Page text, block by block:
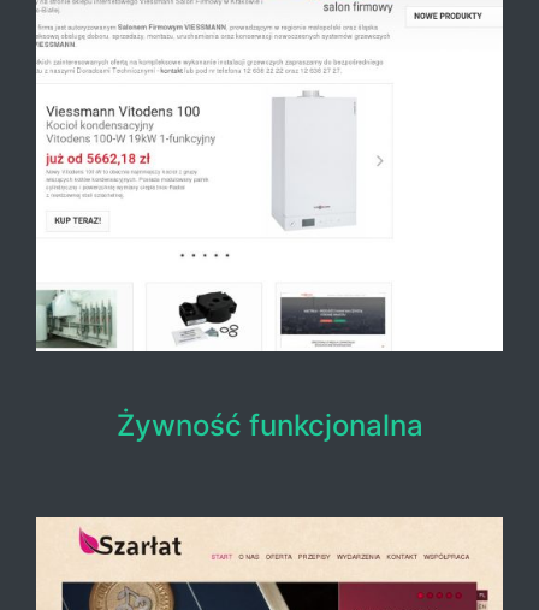
Żywność funkcjonalna